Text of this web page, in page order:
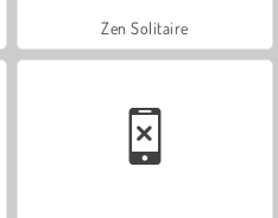
Zen Solitaire